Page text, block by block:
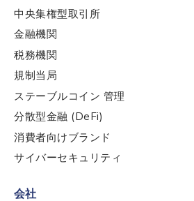
中央集権型取引所
金融機関
税務機関
規制当局
ステーブルコイン 管理
分散型金融 (DeFi)
消費者向けブランド
サイバーセキュリティ
会社